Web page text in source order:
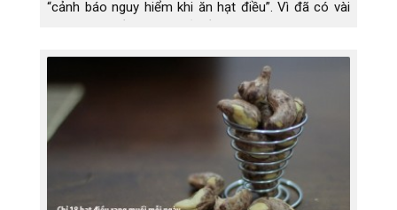
“cảnh báo nguy hiểm khi ăn hạt điều”. Vì đã có vài
môi và sưng má. Do đâu và hạt điều gì mà nguy
hiểm vậy, sao thấy hoang mang quá?